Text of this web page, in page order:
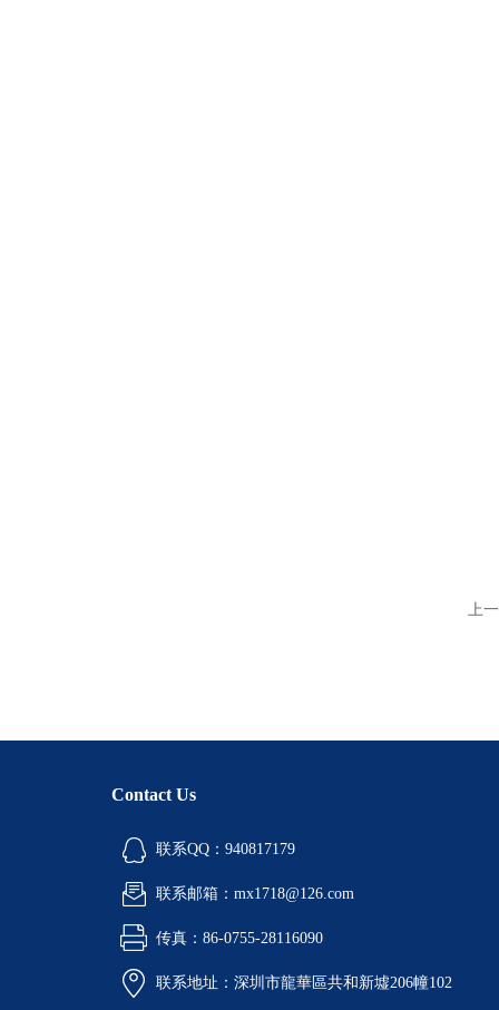
上
Contact Us
联系QQ：940817179
联系邮箱：mx1718@126.com
传真：86-0755-28116090
联系地址：深圳市龍華區共和新墟206幢102